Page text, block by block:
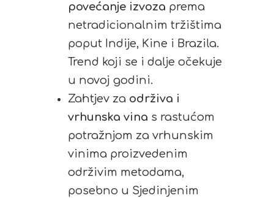
povećanje izvoza prema
netradicionalnim tržištima
poput Indije, Kine i Brazila.
Trend koji se i dalje očekuje
u novoj godini.
Zahtjev za održiva i
vrhunska vina s rastućom
potražnjom za vrhunskim
vinima proizvedenim
održivim metodama,
posebno u Sjedinjenim